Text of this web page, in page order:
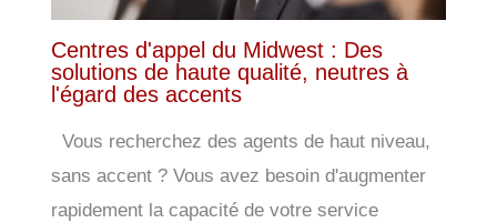
Centres d'appel du Midwest : Des
solutions de haute qualité, neutres à
l'égard des accents
Vous recherchez des agents de haut niveau,
sans accent ? Vous avez besoin d'augmenter
rapidement la capacité de votre service